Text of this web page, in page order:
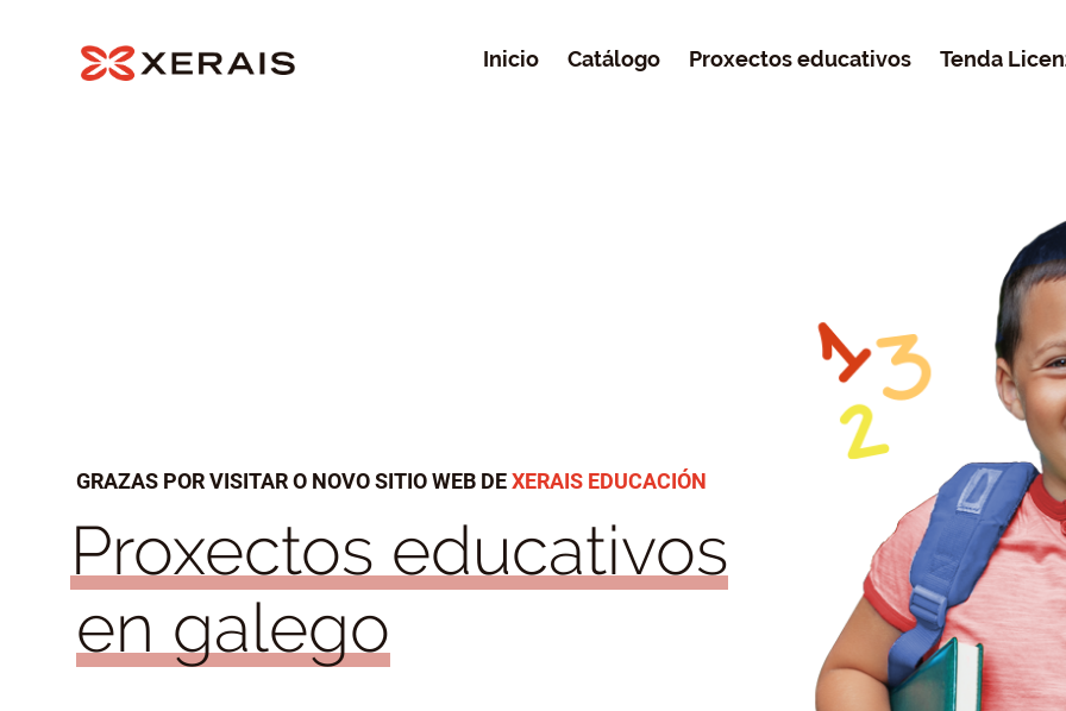
Inicio Catálogo Proxectos educativos Tenda
GRAZAS POR VISITAR O NOVO SITIO WEB DEXERAIS EDUCACIÓN
Proxectos educativos
en galego